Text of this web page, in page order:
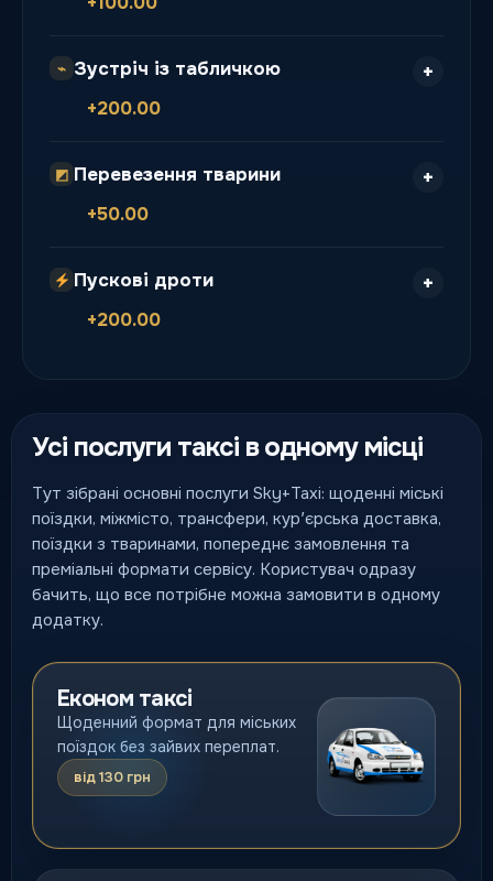
⌁ Зустріч із табличкою
+200.00
◩ Перевезення тварини
+50.00
Пускові дроти
+200.00
Усі послуги таксі в одному місці
Тут зібрані основні послуги Sky+Taxi: щоденні міські
поїздки, міжмісто, трансфери, курʼєрська доставка,
поїздки з тваринами, попереднє замовлення та
преміальні формати сервісу. Користувач одразу
бачить, що все потрібне можна замовити в одному
додатку.
Економ таксі
Щоденний формат для міських
поїздок без зайвих переплат.
від 130 грн